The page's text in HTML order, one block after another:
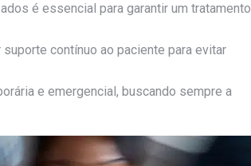
é essencial para garantir um tratamento
contínuo ao paciente para evitar
e emergencial, buscando sempre a